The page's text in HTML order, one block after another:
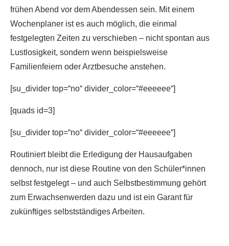
frühen Abend vor dem Abendessen sein. Mit einem
Wochenplaner ist es auch möglich, die einmal
festgelegten Zeiten zu verschieben – nicht spontan aus
Lustlosigkeit, sondern wenn beispielsweise
Familienfeiern oder Arztbesuche anstehen.
[su_divider top=“no“ divider_color=“#eeeeee“]
[quads id=3]
[su_divider top=“no“ divider_color=“#eeeeee“]
Routiniert bleibt die Erledigung der Hausaufgaben
dennoch, nur ist diese Routine von den Schüler*innen
selbst festgelegt – und auch Selbstbestimmung gehört
zum Erwachsenwerden dazu und ist ein Garant für
zukünftiges selbstständiges Arbeiten.